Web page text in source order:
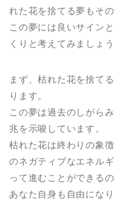
れた花を捨てる夢もその
この夢には良いサイン
くりと考えてみましょう
まず、枯れた花を捨て
ります。
この夢は過去のしがら
兆を示唆しています。
枯れた花は終わりの象
のネガティブなエネル
って進むことができるの
あなた自身も自由にな